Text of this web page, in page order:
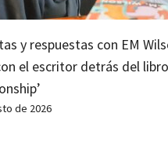
y respuestas con EM
el escritor detrás del
de 2026